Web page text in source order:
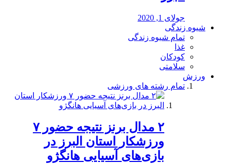
جولای 1, 2020
شیوه زندگی
تمام شیوه زندگی
غذا
کودکان
سلامتی
ورزش
تمام رشته های ورزشی
۲ مدال برنز نتیجه حضور ۷
ورزشکار استان البرز در
بازی‌های آسیایی هانگژو